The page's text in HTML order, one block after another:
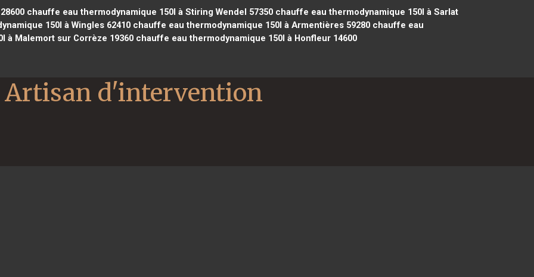
chauffe eau thermodynamique 150l à Stiring Wendel 57350chauffe eau thermodynamique 150l à Sarlat
150l à Wingles 62410 chauffe eau thermodynamique 150l à Armentières 59280 chauffe eau
à Malemort sur Corrèze 19360 chauffe eau thermodynamique 150l à Honfleur 14600
Artisan d'intervention